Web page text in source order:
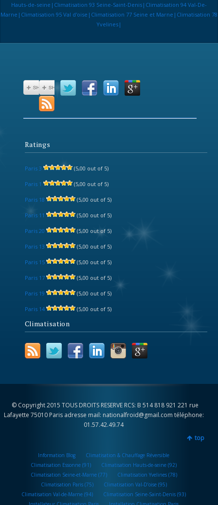
Hauts-de-seine|Climatisation 93 Seine-Saint-Denis|Climatisation 94 Val-De-
Marne|Climatisation 95 Val d'oise|Climatisation 77 Seine et Marne|Climatisation 78
Yvelines|
Ratings
Paris 3 (5,00 out of 5)
Paris 1 (5,00 out of 5)
Paris 18 (5,00 out of 5)
Paris 11 (5,00 out of 5)
Paris 20 (5,00 out of 5)
Paris 13 (5,00 out of 5)
Paris 15 (5,00 out of 5)
Paris 17 (5,00 out of 5)
Paris 19 (5,00 out of 5)
Paris 14 (5,00 out of 5)
Climatisation
© Copyright 2015 TOUS DROITS RESERVE RCS: B 514 818 921 221 rue
Lafayette 75010 Paris adresse mail: nationalfroid@gmail.com téléphone:
01.57.42.49.74
top
Information Blog
Climatisation & Chauffage Réversible
Climatisation Essonne (91)
Climatisation Hauts-de-seine (92)
Climatisation Seine-et-Marne (77)
Climatisation Yvelines (78)
Climatisation Paris (75)
Climatisation Val-D’oise (95)
Climatisation Val-de-Marne (94)
Climatisation Seine-Saint-Denis (93)